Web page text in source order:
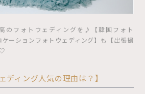
のフォトウェディングを♪【韓国フォト
ケーションフォトウェディング】も【出張撮
ディング人気の理由は？】